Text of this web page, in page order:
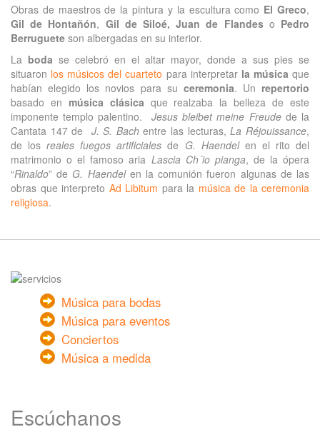
Obras de maestros de la pintura y la escultura como El Greco,
Gil de Hontañón, Gil de Siloé, Juan de Flandeso Pedro
Berruguete son albergadas en su interior.
La boda se celebró en el altar mayor, donde a sus pies se
situaron los músicos del cuarteto para interpretar la música que
habían elegido los novios para su ceremonia. Un repertorio
basado en música clásica que realzaba la belleza de este
imponente templo palentino.
Jesus bleibet meine Freudede la
Cantata 147 de J. S. Bachentre las lecturas,La Réjouissance,
de losreales fuegos artificiales de G. Haendelen el rito del
matrimonio o el famoso aria Lascia Ch´io pianga, de la ópera
“Rinaldo” de G. Haendelen la comunión fueron algunas de las
obras que interpreto Ad Libitum para la música de la ceremonia
religiosa.
Música para bodas
Música para eventos
Conciertos
Música a medida
Escúchanos